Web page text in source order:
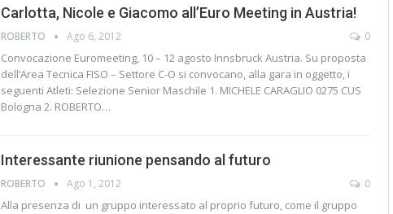
Carlotta, Nicole e Giacomo all’Euro Meeting in Austria!
ROBERTO Ago 6, 2012 0
Convocazione Euromeeting, 10 – 12 agosto Innsbruck Austria. Su proposta
dell’Area Tecnica FISO – Settore C-O si convocano, alla gara in oggetto, i
seguenti Atleti: Selezione Senior Maschile 1. MICHELE CARAGLIO 0275 CUS
Bologna 2. ROBERTO…
Interessante riunione pensando al futuro
ROBERTO Ago 1, 2012 0
Alla presenza di un gruppo interessato al proprio futuro, come il gruppo